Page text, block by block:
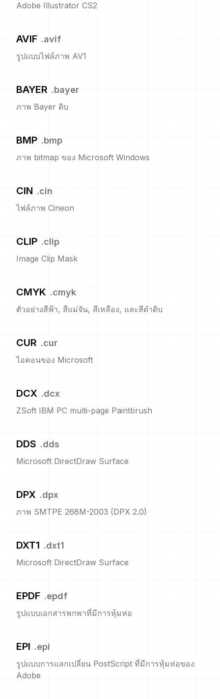
Adobe Illustrator CS2
AVIF .avif
รูปแบบไฟล์ภาพ AV1
BAYER .bayer
ภาพ Bayer ดิบ
BMP .bmp
ภาพ bitmap ของ Microsoft Windows
CIN .cin
ไฟล์ภาพ Cineon
CLIP .clip
Image Clip Mask
CMYK .cmyk
ตัวอย่างสีฟ้า, สีแม่จัน, สีเหลือง, และสีดำดิบ
CUR .cur
ไอคอนของ Microsoft
DCX .dcx
ZSoft IBM PC multi-page Paintbrush
DDS .dds
Microsoft DirectDraw Surface
DPX .dpx
ภาพ SMTPE 268M-2003 (DPX 2.0)
DXT1 .dxt1
Microsoft DirectDraw Surface
EPDF .epdf
รูปแบบเอกสารพกพาที่มีการหุ้มห่อ
EPI .epi
รูปแบบการแลกเปลี่ยน PostScript ที่มีการหุ้มห่อของ
Adobe